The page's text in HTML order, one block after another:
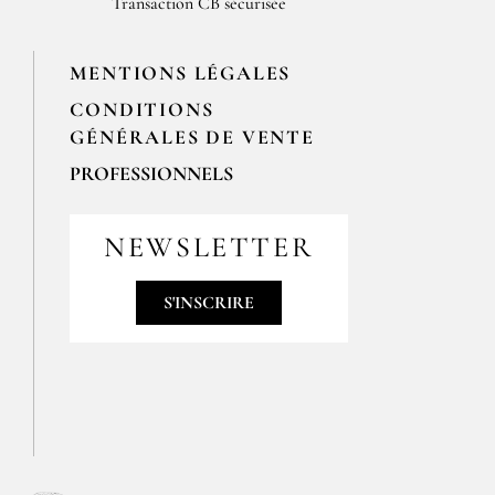
MENTIONS LÉGALES
CONDITIONS
GÉNÉRALES DE VENTE
PROFESSIONNELS
professionnelles, merci de nous
contacter par email
contact@epices-roellinger.com
NEWSLETTER
S'INSCRIRE